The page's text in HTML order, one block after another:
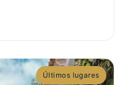
Últimos lugares